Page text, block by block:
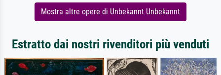
Mostra altre opere di Unbekannt Unbekannt
Estratto dai nostri rivenditori più venduti